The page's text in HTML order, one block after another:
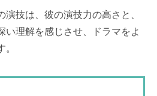
演技は、彼の演技力の高さと、
い理解を感じさせ、ドラマをよ